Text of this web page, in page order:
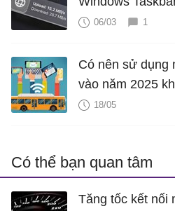
06/03 1
Có nên sử dụng
vào năm 2025
18/05
Có thể bạn quan tâm
Tăng tốc kết nối